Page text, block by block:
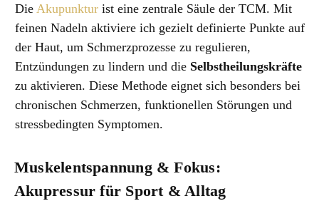
Die Akupunktur ist eine zentrale Säule der TCM. Mit
feinen Nadeln aktiviere ich gezielt definierte Punkte auf
der Haut, um Schmerzprozesse zu regulieren,
Entzündungen zu lindern und die Selbstheilungskräfte
zu aktivieren. Diese Methode eignet sich besonders bei
chronischen Schmerzen, funktionellen Störungen und
stressbedingten Symptomen.
Muskelentspannung & Fokus:
Akupressur für Sport & Alltag